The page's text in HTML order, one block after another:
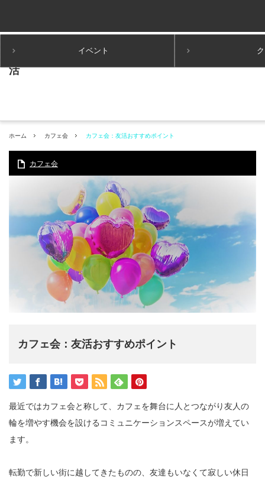
イベント
ホーム カフェ会 カフェ会：友活おすすめポイント
カフェ会
カフェ会：友活おすすめポイント
最近ではカフェ会と称して、カフェを舞台に人とつながり友人の
輪を増やす機会を設けるコミュニケーションスペースが増えてい
ます。
転勤で新しい街に越してきたものの、友達もいなくて寂しい休日